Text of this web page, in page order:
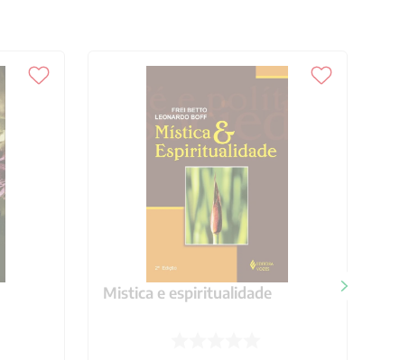
Mistica e espiritualidade